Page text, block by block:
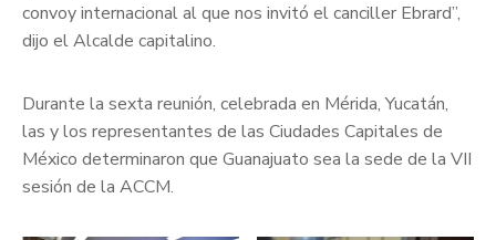
convoy internacional al que nos invitó el canciller Ebrard”,
dijo el Alcalde capitalino.
Durante la sexta reunión, celebrada en Mérida, Yucatán,
las y los representantes de las Ciudades Capitales de
México determinaron que Guanajuato sea la sede de la VII
sesión de la ACCM.